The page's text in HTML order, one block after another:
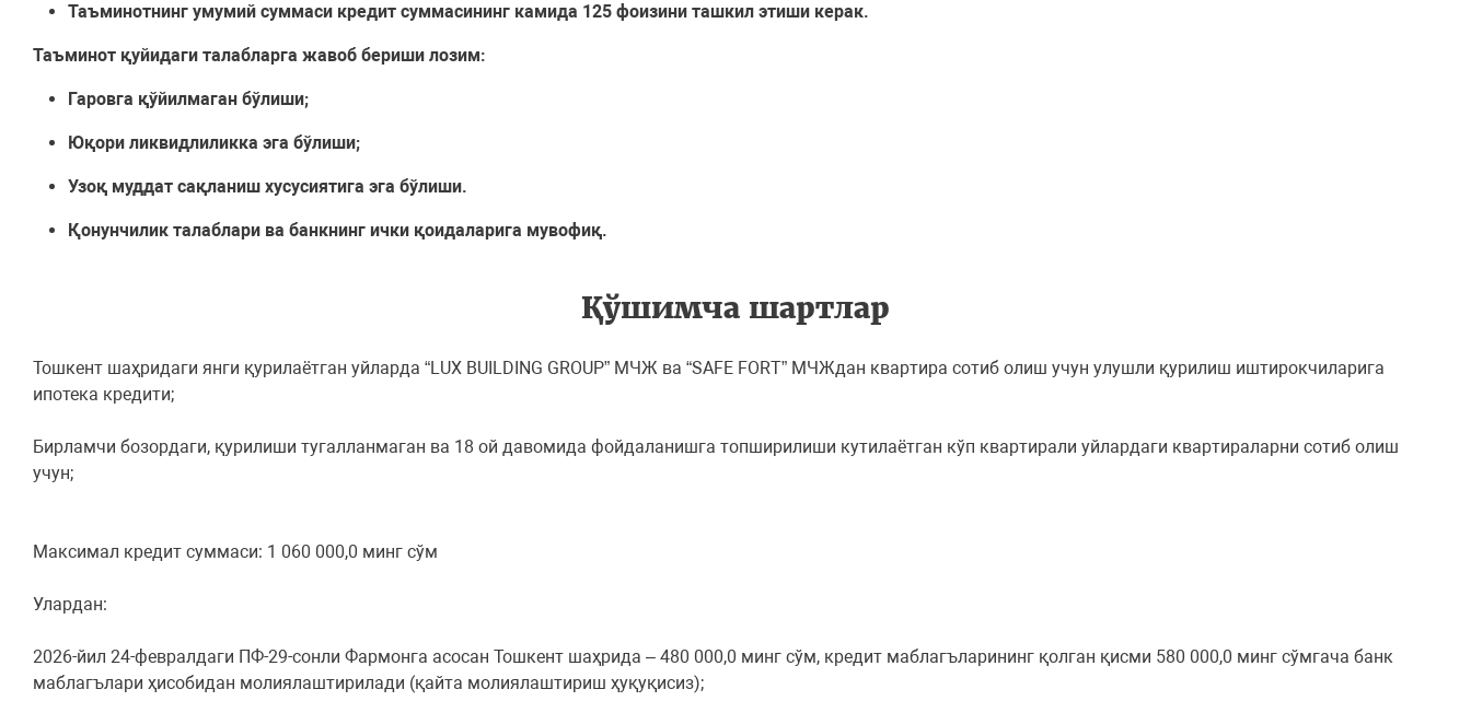
Таъминотнинг умумий суммаси кредит суммасининг камида 125 фоизини ташкил этиши керак.
Таъминот қуйидаги талабларга жавоб бериши лозим:
Гаровга қўйилмаган бўлиши;
Юқори ликвидлиликка эга бўлиши;
Узоқ муддат сақланиш хусусиятига эга бўлиши.
Қонунчилик талаблари ва банкнинг ички қоидаларига мувофиқ.
Қўшимча шартлар
Тошкент шаҳридаги янги қурилаётган уйларда “LUX BUILDING GROUP” МЧЖ ва “SAFE FORT” МЧЖдан квартира сотиб олиш учун улушли қурилиш иштирокчиларига
ипотека кредити;
Бирламчи бозордаги, қурилиши тугалланмаган ва 18 ой давомида фойдаланишга топширилиши кутилаётган кўп квартирали уйлардаги квартираларни сотиб олиш
учун;
Максимал кредит суммаси: 1 060 000,0 минг сўм
Улардан:
2026-йил 24-февралдаги ПФ-29-сонли Фармонга асосан Тошкент шаҳрида – 480 000,0 минг сўм, кредит маблагъларининг қолган қисми 580 000,0 минг сўмгача банк
маблагълари ҳисобидан молиялаштирилади (қайта молиялаштириш ҳуқуқисиз);